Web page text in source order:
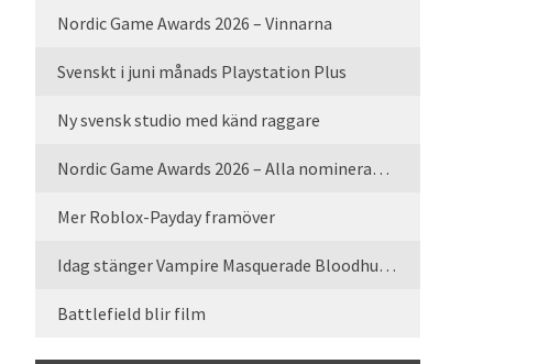
Nordic Game Awards 2026 – Vinnarna
Svenskt i juni månads Playstation Plus
Ny svensk studio med känd raggare
Nordic Game Awards 2026 – Alla nominerade spel
Mer Roblox-Payday framöver
Idag stänger Vampire Masquerade Bloodhunt servrarna
Battlefield blir film